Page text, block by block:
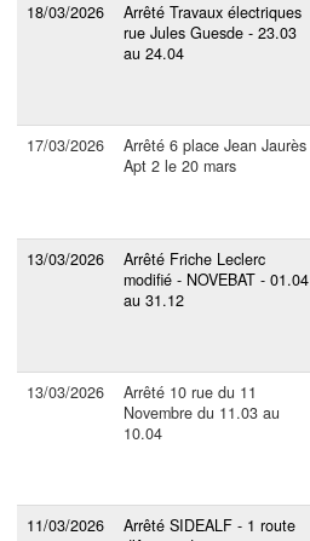
18/03/2026
Arrêté Travaux électriques
rue Jules Guesde - 23.03
au 24.04
17/03/2026
Arrêté 6 place Jean Jaurès
Apt 2 le 20 mars
13/03/2026
Arrêté Friche Leclerc
modifié - NOVEBAT - 01.04
au 31.12
13/03/2026
Arrêté 10 rue du 11
Novembre du 11.03 au
10.04
11/03/2026
Arrêté SIDEALF - 1 route